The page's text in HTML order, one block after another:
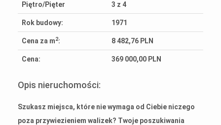
Piętro/Pięter 3 z 4
Rok budowy: 1971
Cena za m2: 8 482,76 PLN
Cena: 369 000,00 PLN
Opis nieruchomości:
Szukasz miejsca, które nie wymaga od Ciebie niczego
poza przywiezieniem walizek? Twoje poszukiwania